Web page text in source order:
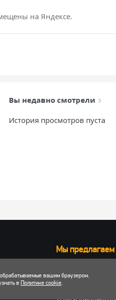
на Яндексе.
Вы недавно смотрели
История просмотров пуста
Мы предлагаем
Запчасти для
Запчасти для
Шины, колеса,
вашим браузером.
вПолитике cookie.